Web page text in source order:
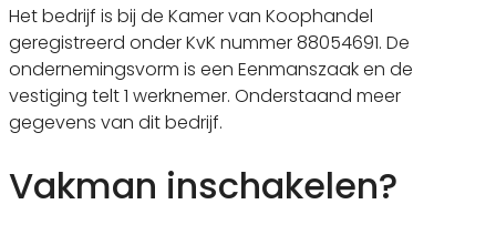
Het bedrijf is bij de Kamer van Koophandel
geregistreerd onder KvK nummer 88054691. De
ondernemingsvorm is een Eenmanszaak en de
vestiging telt 1 werknemer. Onderstaand meer
gegevens van dit bedrijf.
Vakman inschakelen?